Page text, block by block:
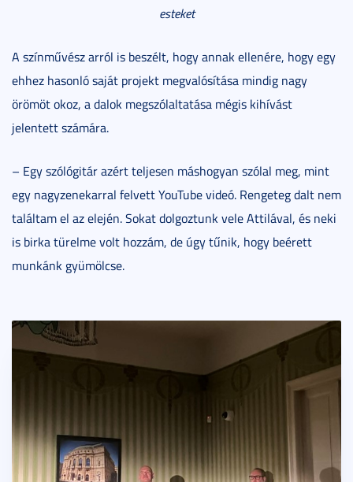
esteket
A színművész arról is beszélt, hogy annak ellenére, hogy egy
ehhez hasonló saját projekt megvalósítása mindig nagy
örömöt okoz, a dalok megszólaltatása mégis kihívást
jelentett számára.
– Egy szólógitár azért teljesen máshogyan szólal meg, mint
egy nagyzenekarral felvett YouTube videó. Rengeteg dalt nem
találtam el az elején. Sokat dolgoztunk vele Attilával, és neki
is birka türelme volt hozzám, de úgy tűnik, hogy beérett
munkánk gyümölcse.